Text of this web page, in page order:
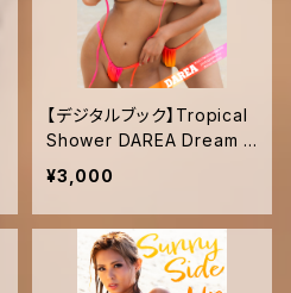
【デジタルブック】Tropical
Shower DAREA Dream F
actory Magazine
¥3,000